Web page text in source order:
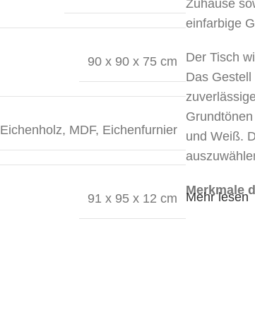
90 x 90 x 75 cm
Eichenholz, MDF, Eichenfurnier
91 x 95 x 12 cm
Zuhause
einfarbige
Der Tisch
Das
und Weiß.
Merkmale
Mehr lesen